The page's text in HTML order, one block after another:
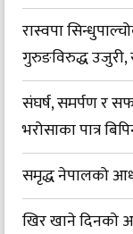
रास्वपा
गुरुङविरुद्ध उजुरी,
संघर्ष, समर्पण र
भरोसाका पात्र
समृद्ध नेपालको
खिर खाने दिनको